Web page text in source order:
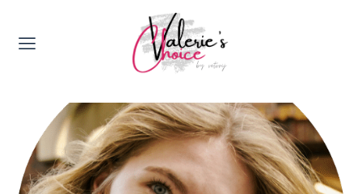
Valerie's Topics
Travel & Culture
Food & Drinks
Happyness & Opmerkelijk
Lifestyle, Sport & Duurzaamheid